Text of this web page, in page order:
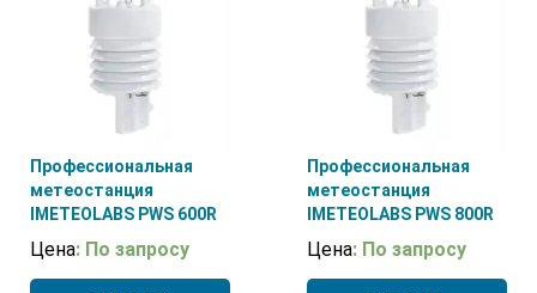
Профессиональная
метеостанция
IMETEOLABS PWS 600R
Цена: По запросу
Профессиональная
метеостанция
IMETEOLABS PWS 800R
Цена: По запросу